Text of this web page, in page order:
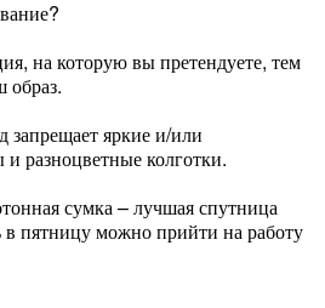
на которую вы претендуете, тем
образ.
яркие и/или
и разноцветные колготки.
сумка – лучшая спутница
пятницу можно прийти на работу